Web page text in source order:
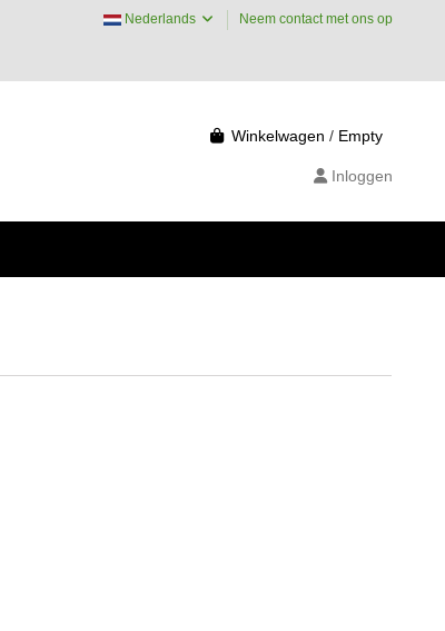
Nederlands Neem contact met ons op
Winkelwagen / Empty
Inloggen